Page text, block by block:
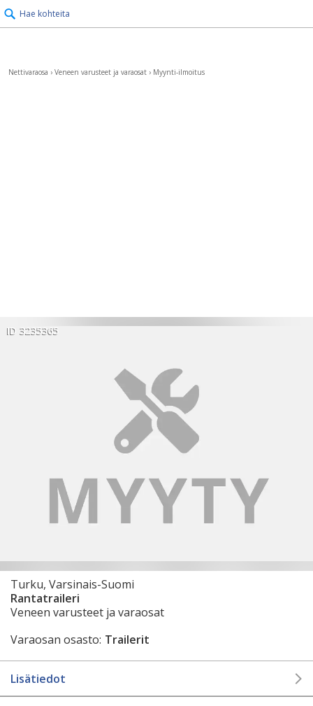
Hae kohteita
Nettivaraosa › Veneen varusteet ja varaosat › Myynti-ilmoitus
ID 3235365
Turku, Varsinais-Suomi
Rantatraileri
Veneen varusteet ja varaosat
Varaosan osasto: Trailerit
Lisätiedot